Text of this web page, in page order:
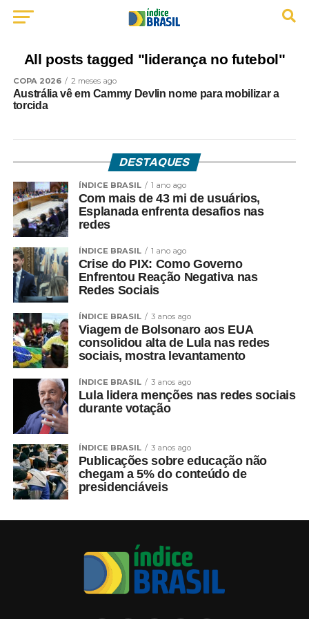
All posts tagged "liderança no futebol"
COPA 2026 2 meses ago
Austrália vê em Cammy Devlin nome para mobilizar a
torcida
DESTAQUES
ÍNDICE BRASIL 1 ano ago
Com mais de 43 mi de usuários,
Esplanada enfrenta desafios nas
redes
ÍNDICE BRASIL 1 ano ago
Crise do PIX: Como Governo
Enfrentou Reação Negativa nas
Redes Sociais
ÍNDICE BRASIL 3 anos ago
Viagem de Bolsonaro aos EUA
consolidou alta de Lula nas redes
sociais, mostra levantamento
ÍNDICE BRASIL 3 anos ago
Lula lidera menções nas redes sociais
durante votação
ÍNDICE BRASIL 3 anos ago
Publicações sobre educação não
chegam a 5% do conteúdo de
presidenciáveis